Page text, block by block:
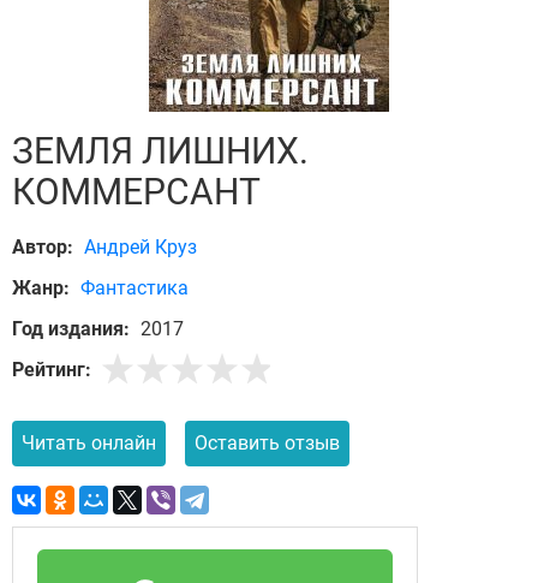
ЗЕМЛЯ ЛИШНИХ.
КОММЕРСАНТ
Автор: Андрей Круз
Жанр: Фантастика
Год издания: 2017
Рейтинг:
Читать онлайн Оставить отзыв